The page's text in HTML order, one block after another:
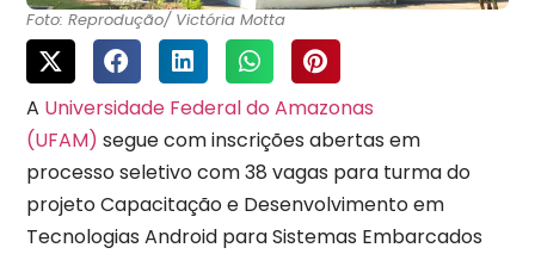
Foto: Reprodução/ Victória Motta
A Universidade Federal do Amazonas
(UFAM) segue com inscrições abertas em
processo seletivo com 38 vagas para turma do
projeto Capacitação e Desenvolvimento em
Tecnologias Android para Sistemas Embarcados